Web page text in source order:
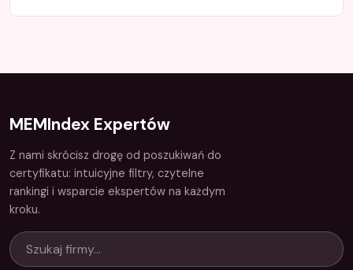
MEMIndex Expertów
Z nami skrócisz drogę od poszukiwań do
certyfikatu: intuicyjne filtry, czytelne
rankingi i wsparcie ekspertów na każdym
kroku.